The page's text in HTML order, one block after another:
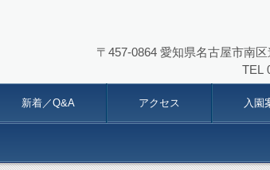
〒457-0864 愛知県名古屋市南
TEL
新着／Q&A アクセス 入園